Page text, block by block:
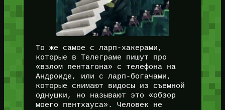
То же самое с ларп-хакерами,
которые в Телеграме пишут про
«взлом пентагона» с телефона на
Андроиде, или с ларп-богачами,
которые снимают видосы из съемной
однушки, но называют это «обзор
моего пентхауса». Человек не